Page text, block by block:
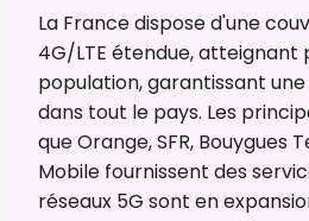
La France dispose d'une
4G/LTE étendue, atteignant
population, garantissant
dans tout le pays. Les
que Orange, SFR, Bouygues
Mobile fournissent des
réseaux 5G sont en